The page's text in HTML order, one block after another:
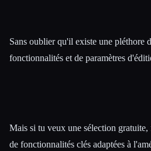
Sans oublier qu'il existe une pléthore
fonctionnalités et de paramètres
Mais si tu veux une sélection
de fonctionnalités clés adaptées à